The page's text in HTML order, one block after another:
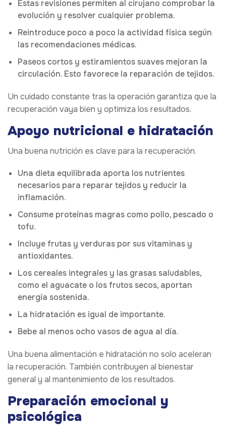
Estas revisiones permiten al cirujano comprobar la
evolución y resolver cualquier problema.
Reintroduce poco a poco la actividad física según
las recomendaciones médicas.
Paseos cortos y estiramientos suaves mejoran la
circulación. Esto favorece la reparación de tejidos.
Un cuidado constante tras la operación garantiza que la
recuperación vaya bien y optimiza los resultados.
Apoyo nutricional e hidratación
Una buena nutrición es clave para la recuperación.
Una dieta equilibrada aporta los nutrientes
necesarios para reparar tejidos y reducir la
inflamación.
Consume proteínas magras como pollo, pescado o
tofu.
Incluye frutas y verduras por sus vitaminas y
antioxidantes.
Los cereales integrales y las grasas saludables,
como el aguacate o los frutos secos, aportan
energía sostenida.
La hidratación es igual de importante.
Bebe al menos ocho vasos de agua al día.
Una buena alimentación e hidratación no solo aceleran
la recuperación. También contribuyen al bienestar
general y al mantenimiento de los resultados.
Preparación emocional y
psicológica